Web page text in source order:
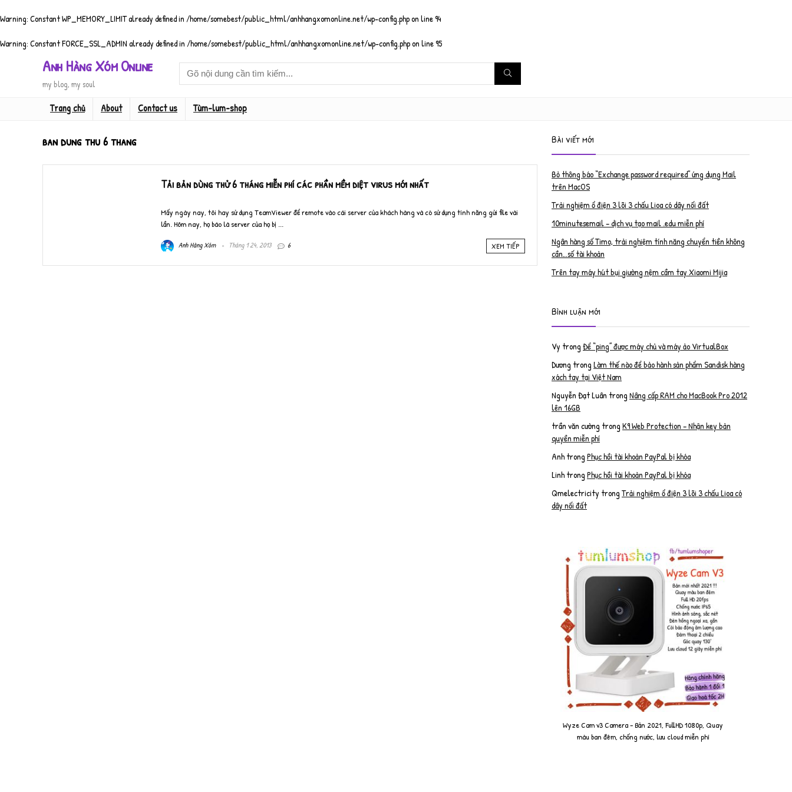
Warning: Constant WP_MEMORY_LIMIT already defined in/home/somebest/public_html/anhhangxomonline.net/wp-config.phpon line94
Warning: Constant FORCE_SSL_ADMIN already defined in/home/somebest/public_html/anhhangxomonline.net/wp-config.phpon line95
Anh Hàng Xóm Online
my blog, my soul
Trang chủ About Contact us Tùm-lum-shop
ban dung thu 6 thang
Tải bản dùng thử 6 tháng miễn phí các phần mềm diệt virus mới nhất
Mấy ngày nay, tôi hay sử dụng TeamViewer để remote vào cái server của khách hàng và có sử dụng tính năng gửi file vài
lần. Hôm nay, họ báo là server của họ bị ...
Anh Hàng Xóm Tháng 1 24, 2013 6 XEM TIẾP
Bài viết mới
Bỏ thông báo “Exchange password required” ứng dụng Mail
trên MacOS
Trải nghiệm ổ điện 3 lõi 3 chấu Lioa có dây nối đất
10minutesemail – dịch vụ tạo mail .edu miễn phí
Ngân hàng số Timo, trải nghiệm tính năng chuyển tiền không
cần…số tài khoản
Trên tay máy hút bụi giường nệm cầm tay Xiaomi Mijia
Bình luận mới
Vy trongĐể “ping” được máy chủ và máy ảo VirtualBox
Dương trongLàm thế nào để bảo hành sản phẩm Sandisk hàng
xách tay tại Việt Nam
Nguyễn Đạt Luân trongNâng cấp RAM cho MacBook Pro 2012
lên 16GB
trần văn cường trongK9 Web Protection – Nhận key bản
quyền miễn phí
AnhtrongPhục hồi tài khoản PayPal bị khóa
LinhtrongPhục hồi tài khoản PayPal bị khóa
Qmelectricity trongTrải nghiệm ổ điện 3 lõi 3 chấu Lioa có
dây nối đất
Wyze Cam v3 Camera - Bản 2021, FullHD 1080p, Quay
màu ban đêm, chống nước, lưu cloud miễn phí